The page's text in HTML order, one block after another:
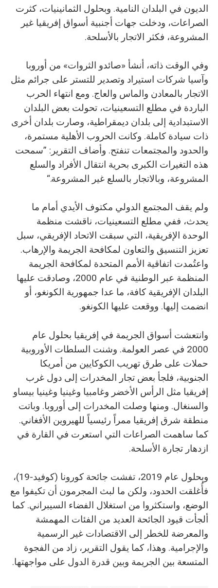
الديون في البلدان النامية. وبحلول الثمانينيات، كثرت
الصراعات، ودخلت جهات أجنبية أسواق إفريقيا غير
المشروعة، فكثر الاتجار بالأسلحة.
وفي الوقت ذاته، أنشأ «صائدو الثروات» من أوروبا
وآسيا شركات استيراد وتصدير للتستر على جرائم مثل
الاتجار بالمعادن والماس والعاج. ومع انتهاء الحرب
الباردة في مطلع التسعينيات، تحولت بعض البلدان
الاستبدادية إلى بلدان ديمقراطية، وصارت بلدان أخرى
ذات سيادة كاملة. وكانت الحروب الأهلية مستمرة،
والحدود والمجتمعات تنفتح. وأضاف التقرير: ”سمحت
هذه التغيرات الكبرى بحرية انتقال الأفراد والسلع
المشروعة، وبالاتجار بالسلع غير المشروعة.“
ولم يقف المجتمع الدولي مكتوف الأيدي أمام ما
يحدث، ففي مطلع التسعينيات، ناقشت منظمة
الوحدة الإفريقية، التي سبقت الاتحاد الإفريقي، سبل
تعزيز التنسيق والتعاون لمكافحة الجريمة والإرهاب.
واعتُمدت اتفاقية الأمم المتحدة لمكافحة الجريمة
المنظمة عبر الوطنية في عام 2000، وصادقت عليها
البلدان الإفريقية كافة، ما عدا جمهورية الكونغو، أو
انضمت إليها. ووقعت عليها الكونغو.
وانتعشت أسواق الجريمة في إفريقيا بحلول عام
2000 في عصر العولمة. وشنت السلطات الأوروبية
حملات على طرق تهريب الكوكايين من أمريكا
الجنوبية، فلجأ بعض تجار المخدرات إلى دول غرب
إفريقيا مثل الرأس الأخضر وغامبيا وغينيا وغينيا بيساو
والسنغال. ومنها وصلت المخدرات إلى أوروبا. وباتت
منطقة شرق إفريقيا ممراً رئيسياً للهيروين الأفغاني.
كما ساهمت الصراعات التي استعرت في القارة في
ازدهار تجارة الأسلحة.
وبحلول عام 2019، تفشت جائحة كورونا (كوفيد-19)،
فأُغلقت الحدود، ولكن ما لبث المجرمون أن تكيفوا مع
الوضع، واستكثروا من استغلال الفضاء السيبراني. كما
ألجأت قيود الجائحة العديد من الفئات المهمشة
والمعرضة للخطر إلى الاقتصادات غير الرسمية
والإجرامية. وهذا، كما يقول التقرير، زاد من الفجوة
المتسعة بين الجريمة وبين قدرة الدول على مواجهتها.